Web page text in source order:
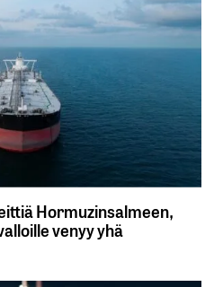
Hormuzinsalmeen,
venyy yhä